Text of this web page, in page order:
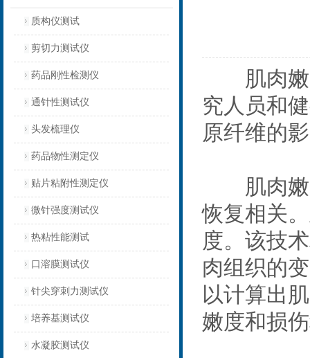
质构仪测试
剪切力测试仪
药品刚性检测仪
通针性测试仪
头发梳理仪
药品物性测定仪
贴片粘附性测定仪
微针强度测试仪
热粘性能测试
口溶膜测试仪
针尖穿刺力测试仪
培养基测试仪
水凝胶测试仪
肌肉嫩
究人员和
原纤维的
肌肉嫩
恢复相关。
度。该技
肉组织的
以计算出
嫩度和损